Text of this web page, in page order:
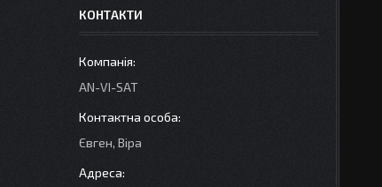
КОНТАКТИ
AN-VI-SAT
Євген, Віра